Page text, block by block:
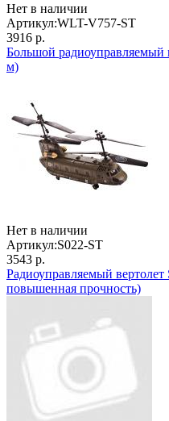
Нет в наличии
Артикул:WLT-V757-ST
3916 р.
Большой радиоуправляемый
м)
Нет в наличии
Артикул:S022-ST
3543 р.
Радиоуправляемый
повышенная прочность)